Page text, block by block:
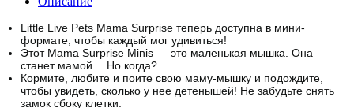
Little Live Pets Mama Surprise теперь доступна в мини-
формате, чтобы каждый мог удивиться!
Этот Mama Surprise Minis — это маленькая мышка. Она
станет мамой… Но когда?
Кормите, любите и поите свою маму-мышку и подождите,
чтобы увидеть, сколько у нее детенышей! Не забудьте снять
замок сбоку клетки.